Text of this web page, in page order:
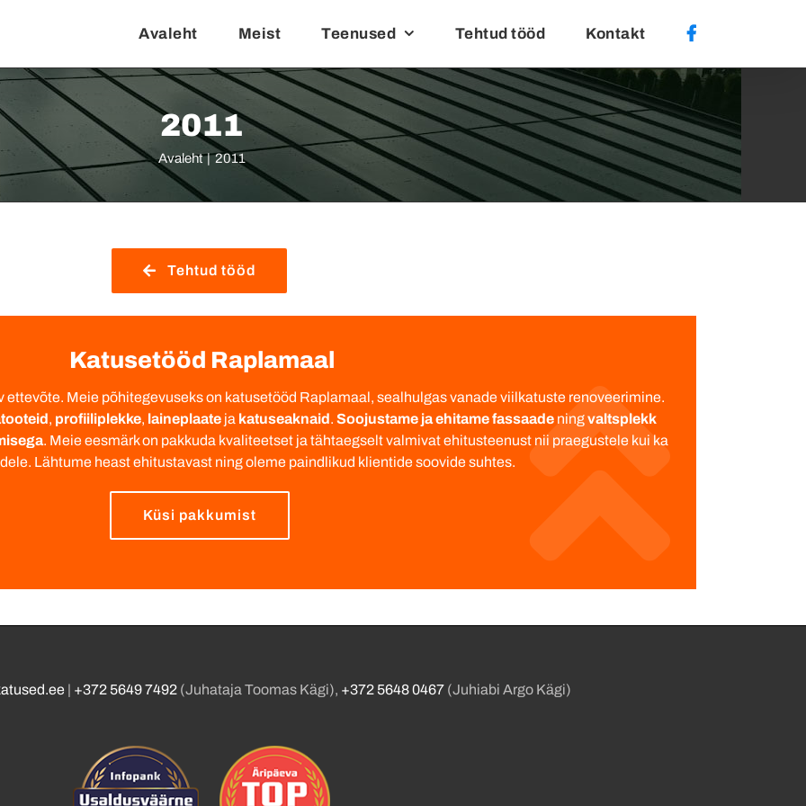
Avaleht Meist Teenused Tehtud tööd Kontakt
2011
Avaleht | 2011
Tehtud tööd
Katusetööd Raplamaal
ettevõte. Meie põhitegevuseks on katusetööd Raplamaal, sealhulgas vanade viilkatuste renoveerimine.
, profiiliplekke, laineplaate ja katuseaknaid. Soojustame ja ehitame fassaade ningvaltsplekk
. Meie eesmärk on pakkuda kvaliteetset ja tähtaegselt valmivat ehitusteenust nii praegustele kui ka
Lähtume heast ehitustavast ning oleme paindlikud klientide soovide suhtes.
Küsi pakkumist
| +372 5649 7492 (Juhataja Toomas Kägi), +372 5648 0467 (Juhiabi Argo Kägi)